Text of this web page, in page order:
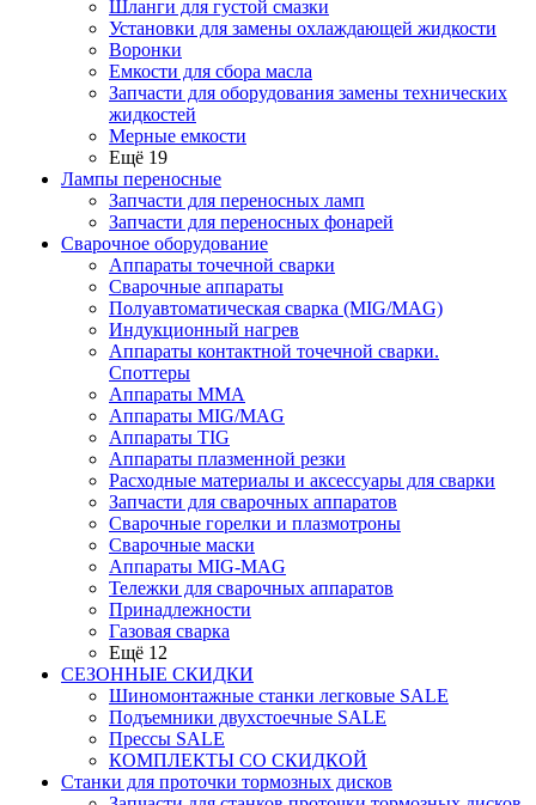
Шланги для густой смазки
Установки для замены охлаждающей жидкости
Воронки
Емкости для сбора масла
Запчасти для оборудования замены технических
жидкостей
Мерные емкости
Ещё 19
Лампы переносные
Запчасти для переносных ламп
Запчасти для переносных фонарей
Сварочное оборудование
Аппараты точечной сварки
Сварочные аппараты
Полуавтоматическая сварка (MIG/MAG)
Индукционный нагрев
Аппараты контактной точечной сварки.
Споттеры
Аппараты MMA
Аппараты MIG/MAG
Аппараты TIG
Аппараты плазменной резки
Расходные материалы и аксессуары для сварки
Запчасти для сварочных аппаратов
Сварочные горелки и плазмотроны
Сварочные маски
Аппараты MIG-MAG
Тележки для сварочных аппаратов
Принадлежности
Газовая сварка
Ещё 12
СЕЗОННЫЕ СКИДКИ
Шиномонтажные станки легковые SALE
Подъемники двухстоечные SALE
Прессы SALE
КОМПЛЕКТЫ СО СКИДКОЙ
Станки для проточки тормозных дисков